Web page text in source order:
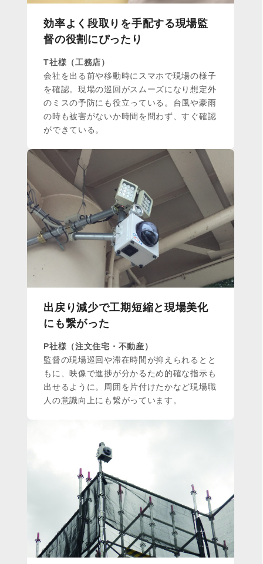
効率よく段取りを手配する現場監
督の役割にぴったり
T社様（工務店）
会社を出る前や移動時にスマホで現場の様子
を確認。現場の巡回がスムーズになり想定外
のミスの予防にも役立っている。台風や豪雨
の時も被害がないか時間を問わず、すぐ確認
ができている。
出戻り減少で工期短縮と現場美化
にも繋がった
P社様（注文住宅・不動産）
監督の現場巡回や滞在時間が抑えられるとと
もに、映像で進捗が分かるため的確な指示も
出せるように。周囲を片付けたかなど現場職
人の意識向上にも繋がっています。